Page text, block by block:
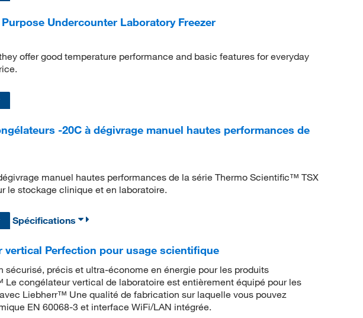
Undercounter Laboratory Freezer
offer good temperature performance and basic features for everyday
-20C à dégivrage manuel hautes performances de
manuel hautes performances de la série Thermo Scientific™ TSX
le stockage clinique et en laboratoire.
Spécifications
Perfection pour usage scientifique
sécurisé, précis et ultra-économe en énergie pour les produits
congélateur vertical de laboratoire est entièrement équipé pour les
Liebherr™ Une qualité de fabrication sur laquelle vous pouvez
EN 60068-3 et interface WiFi/LAN intégrée.